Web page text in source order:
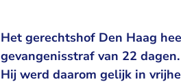
Het gerechtshof Den Haag
gevangenisstraf van 22
Hij werd daarom gelijk in